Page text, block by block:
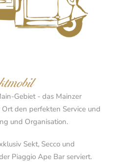
Gebiet - das Mainzer
den perfekten Service und
und Organisation.
Sekt, Secco und
Piaggio Ape Bar serviert.